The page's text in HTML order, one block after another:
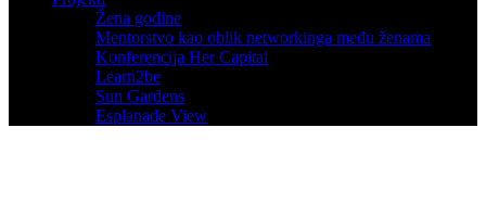
Žena godine
Mentorstvo kao oblik networkinga među ženama
Konferencija Her Capital
Learn2be
Sun Gardens
Esplanade View